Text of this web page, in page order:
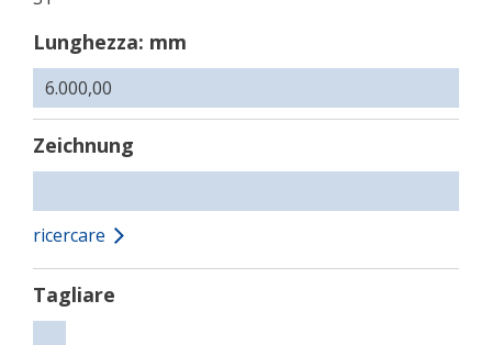
Lunghezza: mm
Zeichnung
ricercare
Tagliare